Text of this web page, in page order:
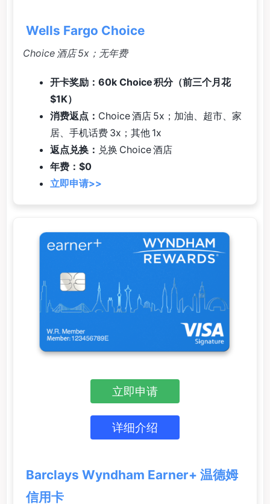
Wells Fargo Choice
Choice 酒店 5x；无年费
开卡奖励：60k Choice 积分（前三个月花
$1K）
消费返点： Choice 酒店 5x；加油、超市、家
居、手机话费 3x；其他 1x
返点兑换： 兑换 Choice 酒店
年费：$0
立即申请>>
立即申请
详细介绍
Barclays Wyndham Earner+ 温德姆
信用卡